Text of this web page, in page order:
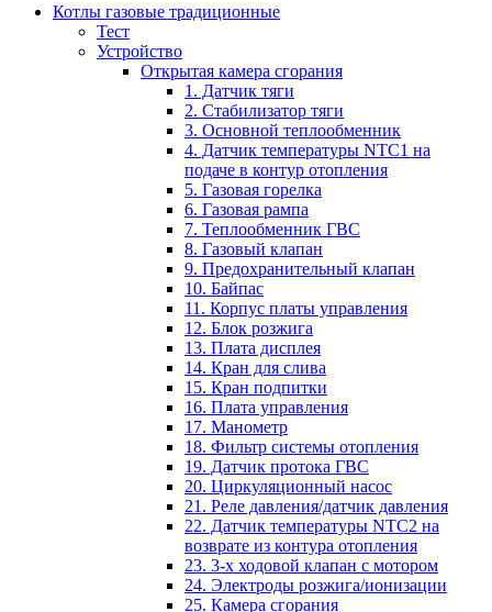
Котлы газовые традиционные
Тест
Устройство
Открытая камера сгорания
1. Датчик тяги
2. Стабилизатор тяги
3. Основной теплообменник
4. Датчик температуры NTC1 на
подаче в контур отопления
5. Газовая горелка
6. Газовая рампа
7. Теплообменник ГВС
8. Газовый клапан
9. Предохранительный клапан
10. Байпас
11. Корпус платы управления
12. Блок розжига
13. Плата дисплея
14. Кран для слива
15. Кран подпитки
16. Плата управления
17. Манометр
18. Фильтр системы отопления
19. Датчик протока ГВС
20. Циркуляционный насос
21. Реле давления/датчик давления
22. Датчик температуры NTC2 на
возврате из контура отопления
23. 3-х ходовой клапан с мотором
24. Электроды розжига/ионизации
25. Камера сгорания